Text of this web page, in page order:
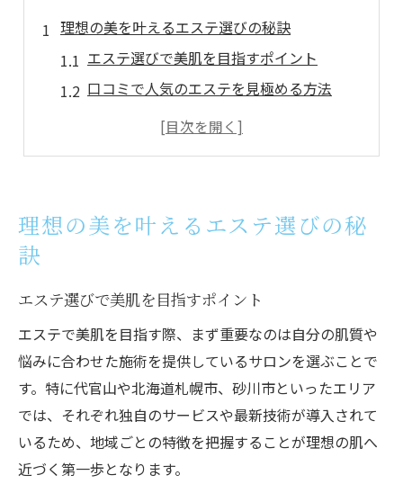
理想の美を叶えるエステ選びの秘訣
エステ選びで美肌を目指すポイント
口コミで人気のエステを見極める方法
フェイシャルエステ体験の違いを知る
エステ体験で肌質改善を実感するコツ
エステ体験で得られる肌質改善効果とは
サロン選びが肌の変化に与える影響
口コミやレビューで選ぶエステの基準
施術後のケアで美肌をキープする方法
代官山と札幌砂川市のエステ比較ガイド
エステの施術内容を地域ごとに比較
代官山と札幌砂川のフェイシャル事情
理想の美を叶えるエステ選びの秘
訣
エステ選びで美肌を目指すポイント
エステで美肌を目指す際、まず重要なのは自分の肌質や
悩みに合わせた施術を提供しているサロンを選ぶことで
す。特に代官山や北海道札幌市、砂川市といったエリア
では、それぞれ独自のサービスや最新技術が導入されて
いるため、地域ごとの特徴を把握することが理想の肌へ
近づく第一歩となります。